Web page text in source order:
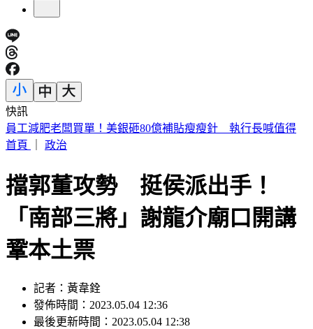
快訊
今天關公生日！「6類人必拜」求財、轉運靈爆 這類人當心
拜錯
擋郭董攻勢 挺侯派出手！
「南部三將」謝龍介廟口開講
鞏本土票
記者：黃韋銓
發佈時間：2023.05.04 12:36